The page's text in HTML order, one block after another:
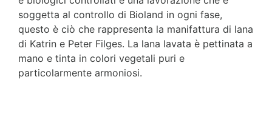
soggetta al controllo di Bioland in ogni fase,
questo è ciò che rappresenta la manifattura di lana
di Katrin e Peter Filges. La lana lavata è pettinata a
mano e tinta in colori vegetali puri e
particolarmente armoniosi.